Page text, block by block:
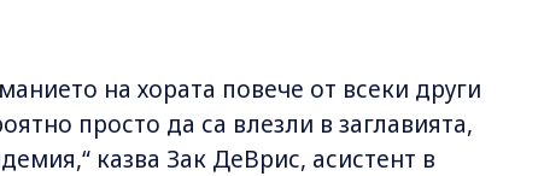
на хората повече от всеки други
просто да са влезли в заглавията,
казва Зак ДеВрис, асистент в